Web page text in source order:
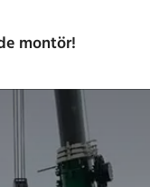
montör!